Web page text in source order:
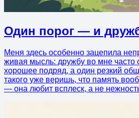
Один порог — и
Меня здесь особенно зацепила
живая мысль: дружбу во мне часто
хорошее подряд, а один резкий
такого уже веришь, что память
— она любит всплеск, а не